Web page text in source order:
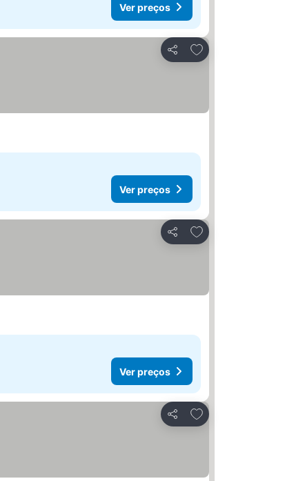
Ver preços
Partilhar
Adicionar aos favoritos
Ver preços
Partilhar
Adicionar aos favoritos
Ver preços
Partilhar
Adicionar aos favoritos